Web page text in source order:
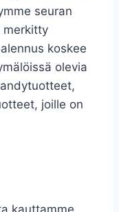
seuran
merkitty
koskee
olevia
joille on
kauttamme